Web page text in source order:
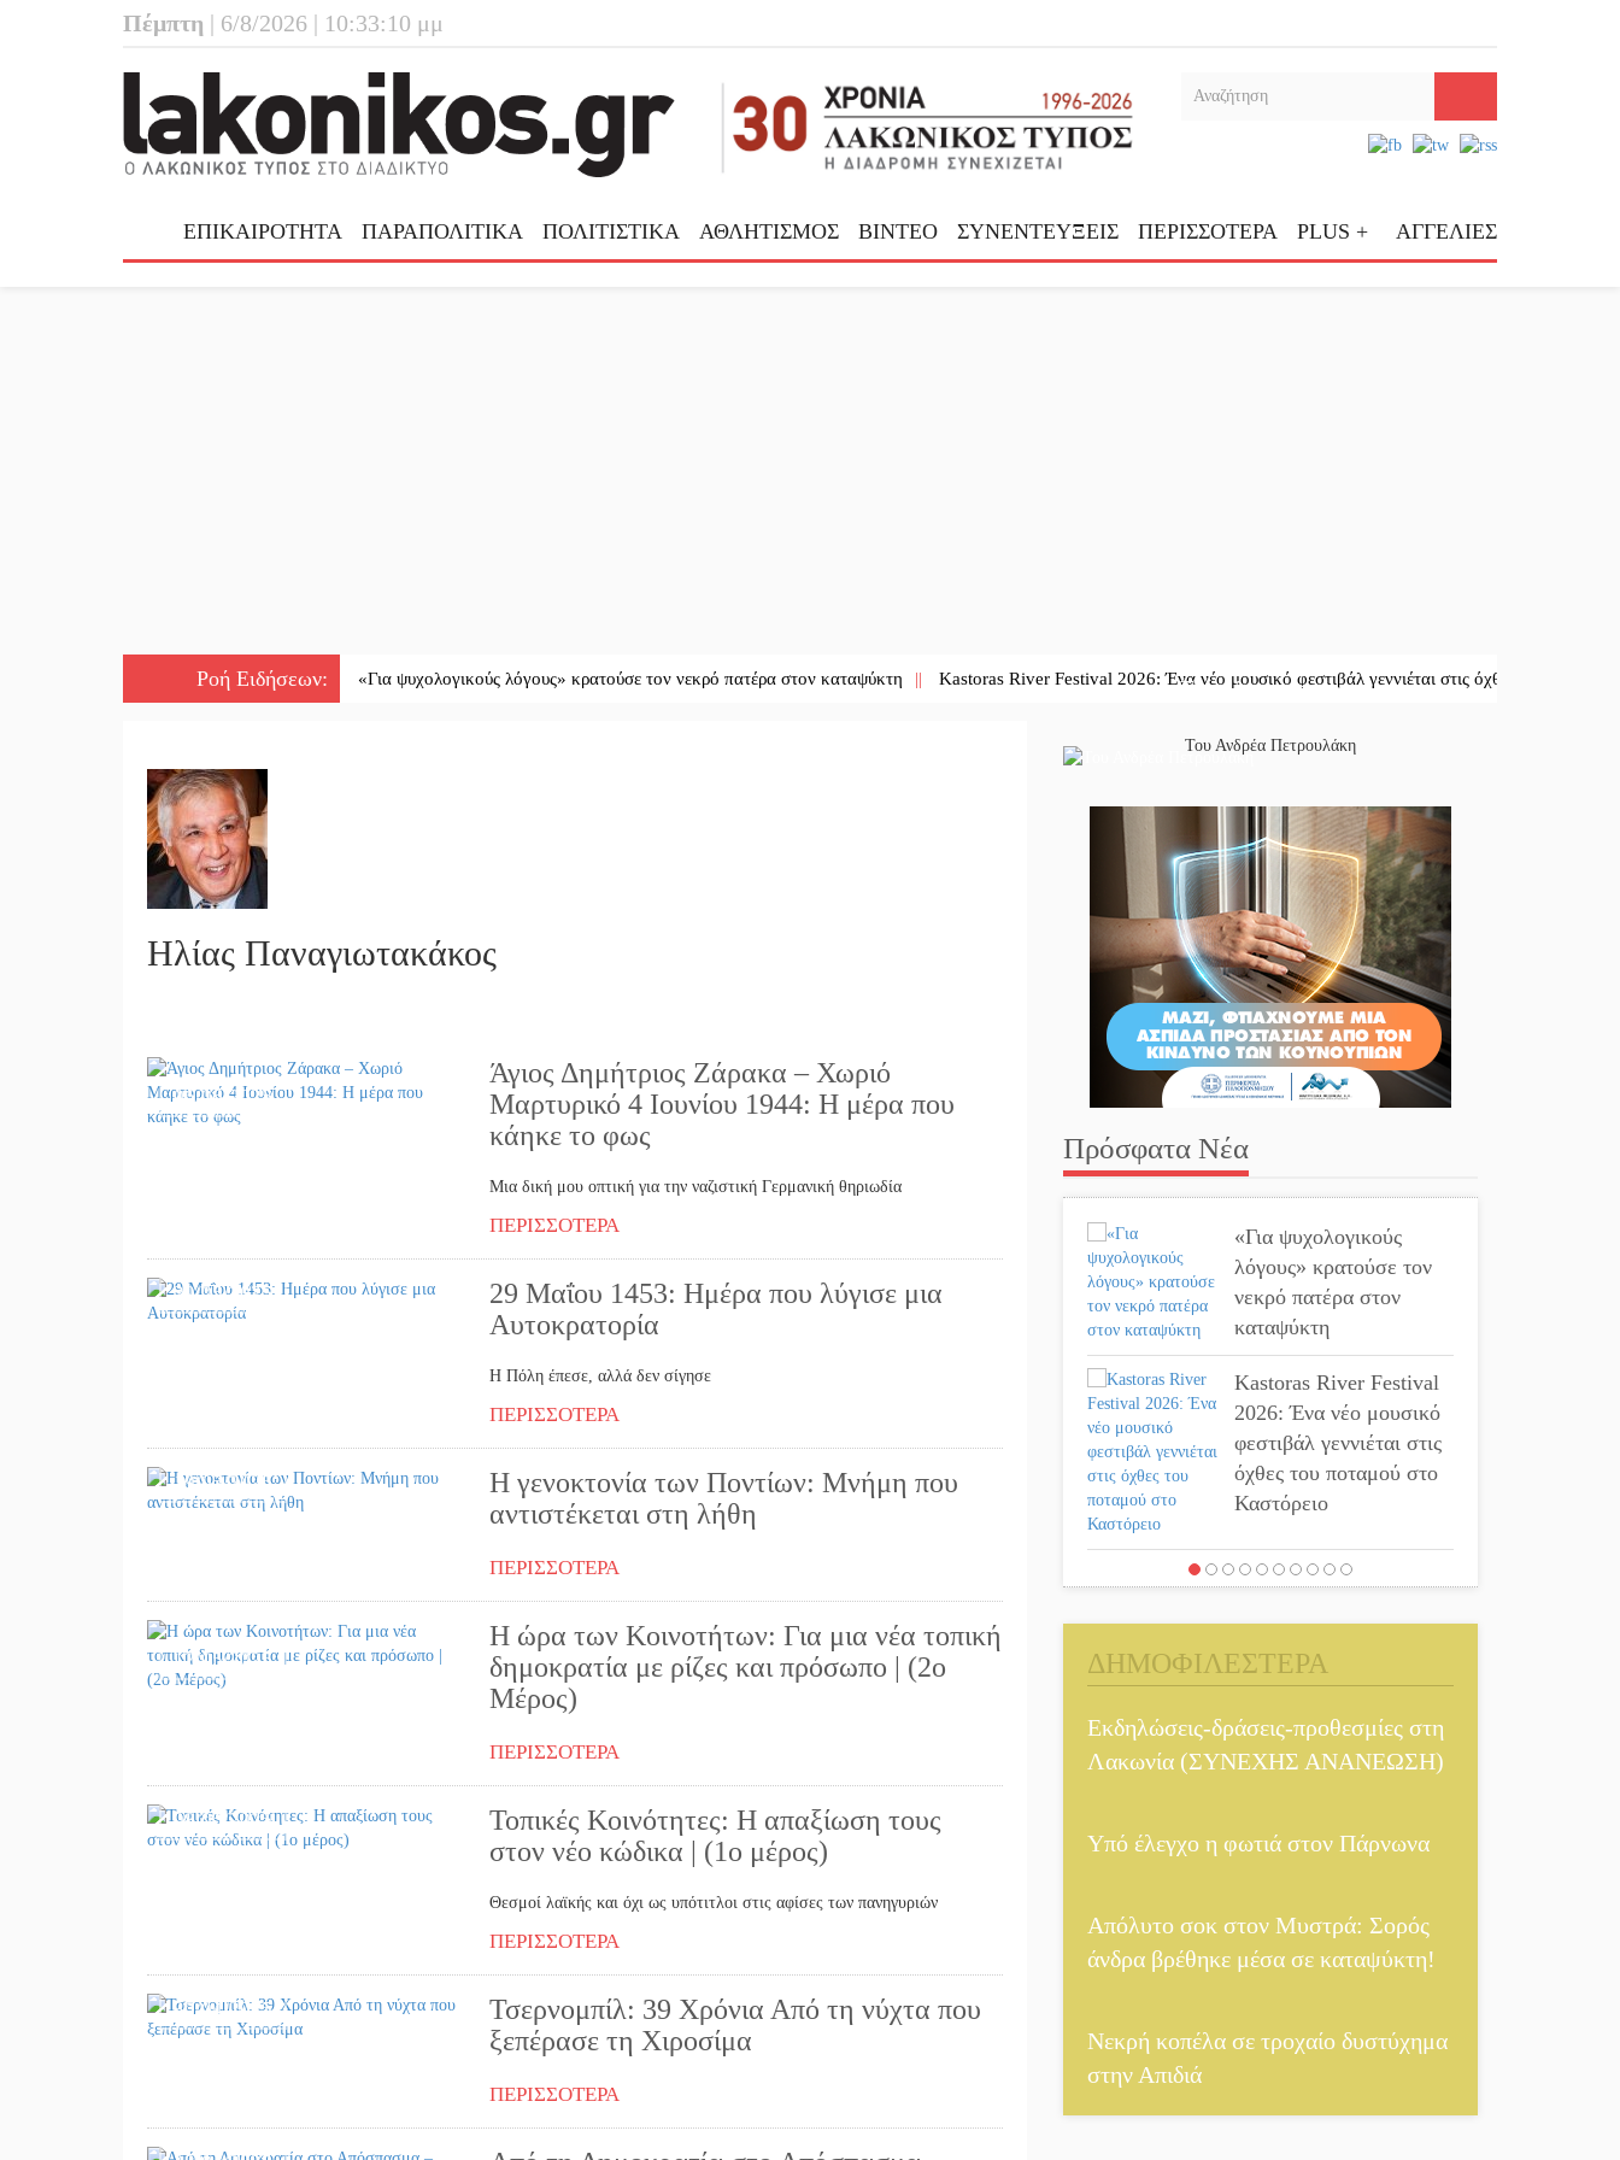
Πέμπτη | 6/8/2026 | 10:33:11 μμ
ΕΠΙΚΑΙΡΟΤΗΤΑ ΠΑΡΑΠΟΛΙΤΙΚΑ ΠΟΛΙΤΙΣΤΙΚΑ ΑΘΛΗΤΙΣΜΟΣ ΒΙΝΤΕΟ ΣΥΝΕΝΤΕΥΞΕΙΣ ΠΕΡΙΣΣΟΤΕΡΑ PLUS + ΑΓΓΕΛΙΕΣ
Ροή Ειδήσεων:
|| «Για ψυχολογικούς λόγους» κρατούσε τον νεκρό πατέρα στον καταψύκτη || Kastoras River Festival 2026: Ένα νέο μουσικό φεστιβάλ γεννιέται στις όχθες του ποταμού στο
Ηλίας Παναγιωτακάκος
06/06/2025
Άγιος Δημήτριος Ζάρακα – Χωριό
Μαρτυρικό 4 Ιουνίου 1944: Η μέρα που
κάηκε το φως
Μια δική μου οπτική για την ναζιστική Γερμανική θηριωδία
ΠΕΡΙΣΣΟΤΕΡΑ
29/05/2025
29 Μαΐου 1453: Ημέρα που λύγισε μια
Αυτοκρατορία
Η Πόλη έπεσε, αλλά δεν σίγησε
ΠΕΡΙΣΣΟΤΕΡΑ
19/05/2025
Η γενοκτονία των Ποντίων: Μνήμη που
αντιστέκεται στη λήθη
ΠΕΡΙΣΣΟΤΕΡΑ
12/05/2025
Η ώρα των Κοινοτήτων: Για μια νέα τοπική
δημοκρατία με ρίζες και πρόσωπο | (2ο
Μέρος)
ΠΕΡΙΣΣΟΤΕΡΑ
08/05/2025
Τοπικές Κοινότητες: Η απαξίωση τους
στον νέο κώδικα | (1ο μέρος)
Θεσμοί λαϊκής και όχι ως υπότιτλοι στις αφίσες των πανηγυριών
ΠΕΡΙΣΣΟΤΕΡΑ
30/04/2025
Τσερνομπίλ: 39 Χρόνια Από τη νύχτα που
ξεπέρασε τη Χιροσίμα
ΠΕΡΙΣΣΟΤΕΡΑ
Το κλίκ της ημέρας
Του Ανδρέα Πετρουλάκη
Πρόσφατα Νέα
«Για ψυχολογικούς
λόγους» κρατούσε τον
νεκρό πατέρα στον
καταψύκτη
Kastoras River Festival
2026: Ένα νέο μουσικό
φεστιβάλ γεννιέται στις
όχθες του ποταμού στο
Καστόρειο
Τα ζάρια παίρνουν
Τουρνουά Τάβλι
Αυθεντικό γλέντι με
«Γιορτή Βραστού» στη
Το τελεφερίκ της
διαλόγου
ραντεβού στην Αγόριανη
Η Σοχά ετοιμάζεται για
ΔΗΜΟΦΙΛΕΣΤΕΡΑ
Εκδηλώσεις-δράσεις-προθεσμίες στη
Λακωνία (ΣΥΝΕΧΗΣ ΑΝΑΝΕΩΣΗ)
Υπό έλεγχο η φωτιά στον Πάρνωνα
Απόλυτο σοκ στον Μυστρά: Σορός
άνδρα βρέθηκε μέσα σε καταψύκτη!
Νεκρή κοπέλα σε τροχαίο δυστύχημα
στην Απιδιά